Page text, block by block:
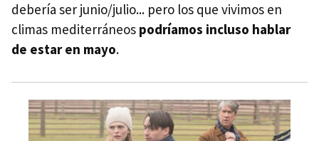
debería ser junio/julio... pero los que vivimos en
climas mediterráneos podríamos incluso hablar
de estar en mayo.